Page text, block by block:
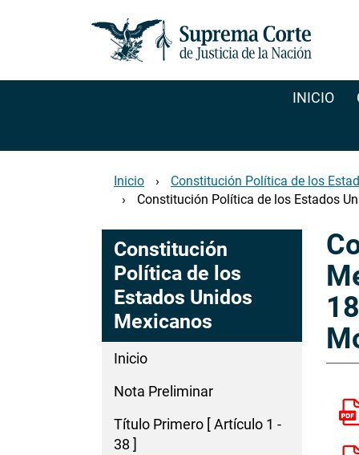
INICIO
Inicio
Constitución Política de los
Constitución Política de los Estados
Constitución
Política de los
Estados Unidos
Mexicanos
Inicio
Nota Preliminar
Título Primero [ Artículo 1 -
38 ]